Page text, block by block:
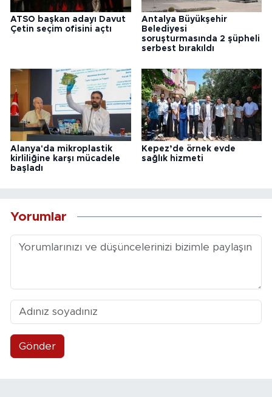
ATSO başkan adayı Davut
Çetin seçim ofisini açtı
Antalya Büyükşehir
Belediyesi
soruşturmasında 2 şüpheli
serbest bırakıldı
Alanya'da mikroplastik
kirliliğine karşı mücadele
başladı
Kepez’de örnek evde
sağlık hizmeti
Yorumlar
Gönder